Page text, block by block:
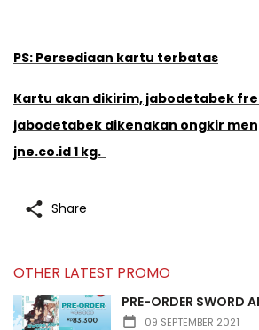
PS: Persediaan kartu terbatas
Kartu akan dikirim, jabodetabek
jabodetabek dikenakan ongkir
jne.co.id 1 kg.
Share
OTHER LATEST PROMO
PRE-ORDER SWORD
09 SEPTEMBER 2021